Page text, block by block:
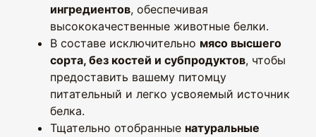
ингредиентов, обеспечивая
высококачественные животные белки.
В составе исключительно мясо высшего
сорта, без костей и субпродуктов, чтобы
предоставить вашему питомцу
питательный и легко усвояемый источник
белка.
Тщательно отобранные натуральные